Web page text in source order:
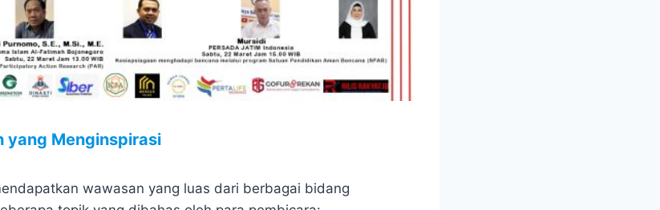
yang Menginspirasi
wawasan yang luas dari berbagai bidang